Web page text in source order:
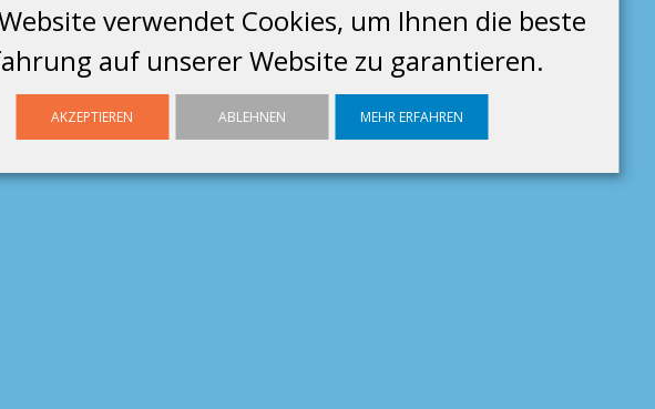
verwendet Cookies, um Ihnen die beste
auf unserer Website zu garantieren.
AKZEPTIEREN ABLEHNEN MEHR ERFAHREN